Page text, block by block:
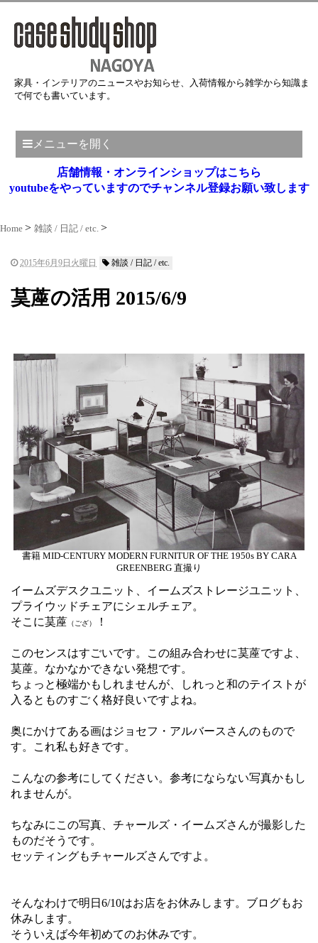
家具・インテリアのニュースやお知らせ、入荷情報から雑学から知識ま
で何でも書いています。
メニューを開く
店舗情報・オンラインショップはこちら
youtubeをやっていますのでチャンネル登録お願い致します
Home 雑談 / 日記 / etc.
2015年6月9日火曜日 雑談 / 日記 / etc.
茣蓙の活用 2015/6/9
書籍 MID-CENTURY MODERN FURNITUR OF THE 1950s BY CARA
GREENBERG 直撮り
イームズデスクユニット、イームズストレージユニット、
プライウッドチェアにシェルチェア。
そこに茣蓙 （ござ） ！
このセンスはすごいです。この組み合わせに茣蓙ですよ、
茣蓙。なかなかできない発想です。
ちょっと極端かもしれませんが、しれっと和のテイストが
入るとものすごく格好良いですよね。
奥にかけてある画はジョセフ・アルバースさんのもので
す。これ私も好きです。
こんなの参考にしてください。参考にならない写真かもし
れませんが。
ちなみにこの写真、チャールズ・イームズさんが撮影した
ものだそうです。
セッティングもチャールズさんですよ。
そんなわけで明日6/10はお店をお休みします。ブログもお
休みします。
そういえば今年初めてのお休みです。